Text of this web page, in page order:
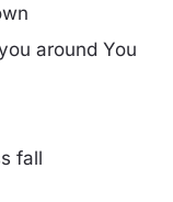
around You
fall